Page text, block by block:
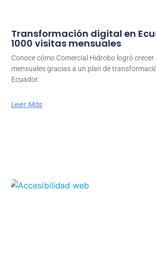
Transformación digital en
1000 visitas mensuales
Conoce cómo Comercial Hidrobo logró
mensuales gracias a un plan de
Ecuador.
Leer Más